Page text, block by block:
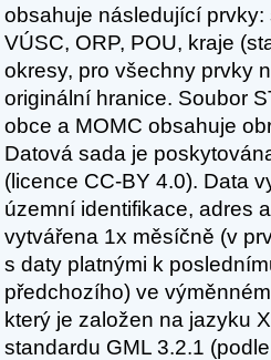
obsahuje následující
VÚSC, ORP, POU, kraje
okresy, pro všechny prvky
originální hranice. Soubor
obce a MOMC obsahuje
Datová sada je
(licence CC-BY 4.0). Data
územní identifikace, adres
vytvářena 1x měsíčně (v
s daty platnými k
předchozího) ve
který je založen na jazyku
standardu GML 3.2.1